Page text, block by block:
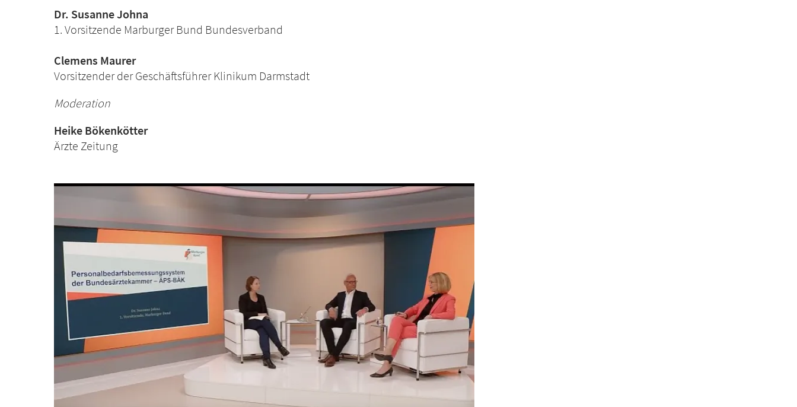
Dr. Susanne Johna
1. Vorsitzende Marburger Bund Bundesverband
Clemens Maurer
Vorsitzender der Geschäftsführer Klinikum Darmstadt
Moderation
Heike Bökenkötter
Ärzte Zeitung